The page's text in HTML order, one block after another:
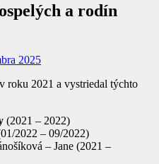
a rodín
2025
roku 2021 a vystriedal týchto
(2021 – 2022)
2022 – 09/2022)
– Jane (2021 –